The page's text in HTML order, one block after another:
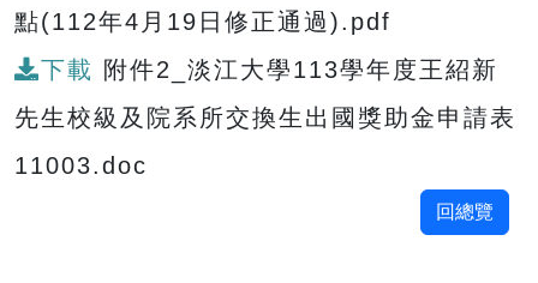
點(112年4月19日修正通過).pdf
下載 附件2_淡江大學113學年度王紹新
先生校級及院系所交換生出國獎助金申請表
11003.doc
回總覽